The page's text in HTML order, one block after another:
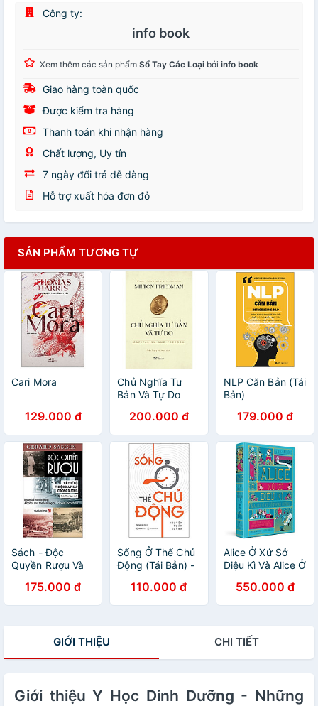
Công ty:
info book
Xem thêm các sản phẩm Sổ Tay Các Loại bởi info book
Giao hàng toàn quốc
Được kiểm tra hàng
Thanh toán khi nhận hàng
Chất lượng, Uy tín
7 ngày đổi trả dễ dàng
Hỗ trợ xuất hóa đơn đỏ
SẢN PHẨM TƯƠNG TỰ
Cari Mora
129.000 đ
Chủ Nghĩa Tư
Bản Và Tự Do
200.000 đ
NLP Căn Bản (Tái
Bản)
179.000 đ
Sách - Độc
Quyền Rượu Và
Địa Pháp Ở Đông
Dương
175.000 đ
Sống Ở Thể Chủ
Động (Tái Bản) -
Quỳnh
110.000 đ
Alice Ở Xứ Sở
Diệu Kì Và Alice Ở
Gương (Bìa
Cứng)
550.000 đ
GIỚI THIỆU CHI TIẾT
Giới thiệu Y Học Dinh Dưỡng - Những